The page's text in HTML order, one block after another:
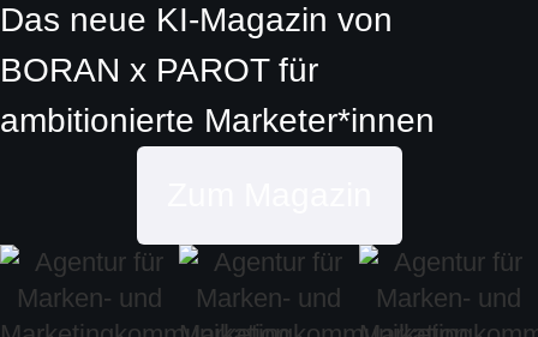
Das neue KI-Magazin von
BORAN x PAROTfür
ambitionierte Marketer*innen